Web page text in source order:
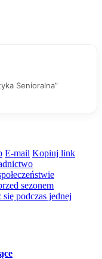
Senioralna”
E-mail Kopiuj link
sezonem
podczas jednej